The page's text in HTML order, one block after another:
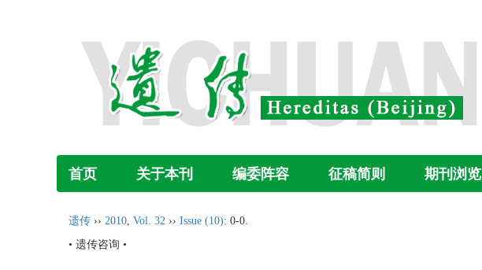
首页 关于本刊 编委阵容 征稿简则 期刊浏览
遗传 ›› 2010, Vol. 32 ›› Issue (10): 0-0.
• 遗传咨询 •